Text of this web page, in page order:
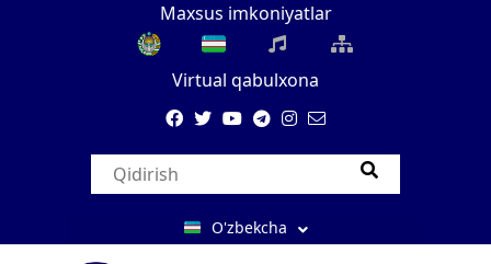
Maxsus imkoniyatlar
Virtual qabulxona
O'zbekcha